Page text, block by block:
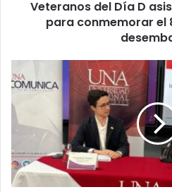
Veteranos del Día D
para conmemorar el
entre
y
violencia
las
calles
provocan